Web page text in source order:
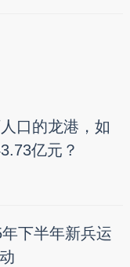
口的龙港，如
亿元？
下半年新兵运